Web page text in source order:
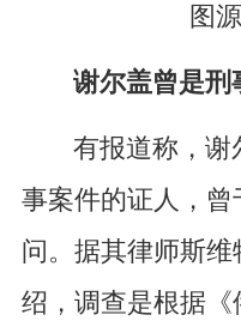
图
谢尔盖曾是刑
有报道称，谢
事案件的证人，曾
问。据其律师斯维
绍，调查是根据